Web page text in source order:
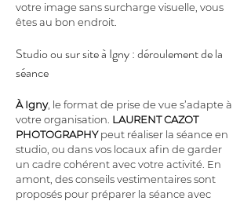
votre image sans surcharge visuelle, vous
êtes au bon endroit.
Studio ou sur site à Igny : déroulement de la
séance
À Igny, le format de prise de vue s’adapte à
votre organisation. LAURENT CAZOT
PHOTOGRAPHY peut réaliser la séance en
studio, ou dans vos locaux afin de garder
un cadre cohérent avec votre activité. En
amont, des conseils vestimentaires sont
proposés pour préparer la séance avec